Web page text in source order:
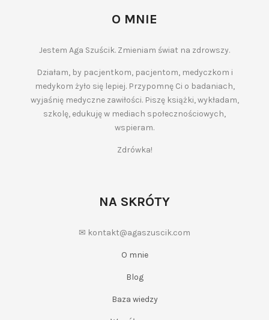
O MNIE
Jestem Aga Szuścik. Zmieniam świat na zdrowszy.
Działam, by pacjentkom, pacjentom, medyczkom i
medykom żyło się lepiej. Przypomnę Ci o badaniach,
wyjaśnię medyczne zawiłości. Piszę książki, wykładam,
szkolę, edukuję w mediach społecznościowych,
wspieram.
Zdrówka!
NA SKRÓTY
✉ kontakt@agaszuscik.com
O mnie
Blog
Baza wiedzy